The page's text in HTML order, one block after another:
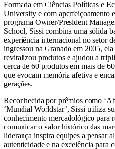
Formada em Ciências Políticas e
University e com aperfeiçoamento
programa Owner/President
School, Sissi combina uma sólida
experiência internacional no setor
ingressou na Granado em 2005, ela
revitalizou produtos e ajudou a
cerca de 60 produtos em mais de
que evocam memória afetiva e
gerações.
Reconhecida por prêmios como
‘Mundial Worldstar’, Sissi utiliza
conhecimento mercadológico para
comunicar o valor histórico das
liderança inspira equipes a pensar
autenticidade e na excelência para